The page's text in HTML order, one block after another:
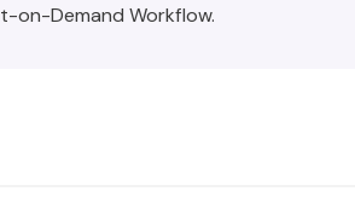
on-Demand Workflow.